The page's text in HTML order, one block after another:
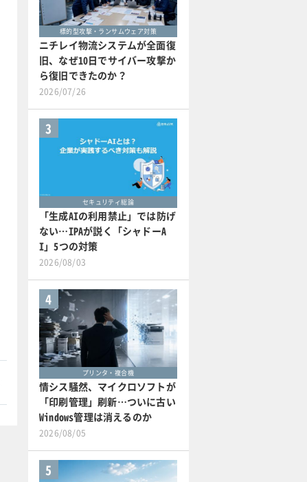
標的型攻撃・ランサムウェア対策
ニチレイ物流システムが全面復
旧、なぜ10日でサイバー攻撃か
ら復旧できたのか？
2026/07/26
3
セキュリティ総論
「生成AIの利用禁止」では防げ
ない…IPAが説く「シャドーA
I」5つの対策
2026/08/03
4
プリンタ・複合機
情シス騒然、マイクロソフトが
「印刷管理」刷新…ついに古い
Windows管理は消えるのか
2026/08/05
5